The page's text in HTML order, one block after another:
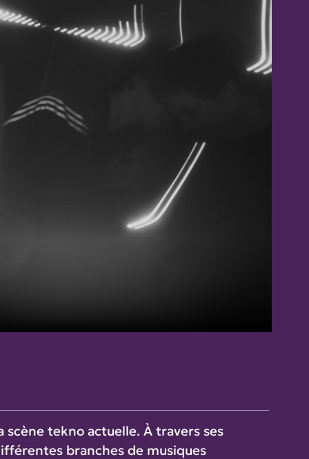
scène tekno actuelle. À travers ses
branches de musiques